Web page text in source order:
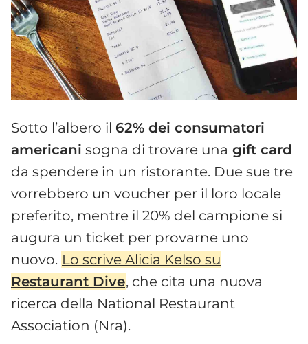
Sotto l’albero il 62% dei consumatori
americani sogna di trovare una gift card
da spendere in un ristorante. Due sue tre
vorrebbero un voucher per il loro locale
preferito, mentre il 20% del campione si
augura un ticket per provarne uno
nuovo. Lo scrive Alicia Kelso su
Restaurant Dive, che cita una nuova
ricerca della National Restaurant
Association (Nra).